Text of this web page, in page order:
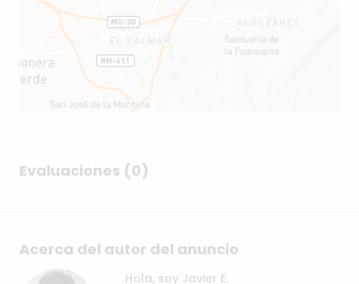
Evaluaciones (0)
Acerca del autor del anuncio
Hola, soy Javier E.